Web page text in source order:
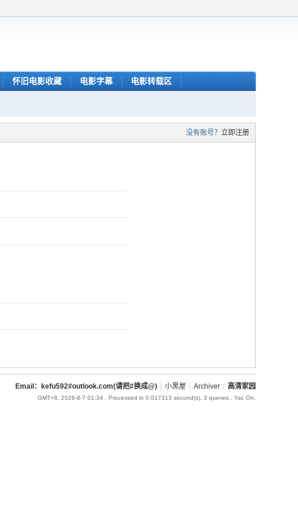
怀旧电影收藏 电影字幕 电影转载区
没有账号？ 立即注册
Email：kefu592#outlook.com(请把#换成@) 小黑屋 Archiver 高清家园
GMT+8, 2026-8-7 01:34 , Processed in 0.017313 second(s), 3 queries , Yac On.